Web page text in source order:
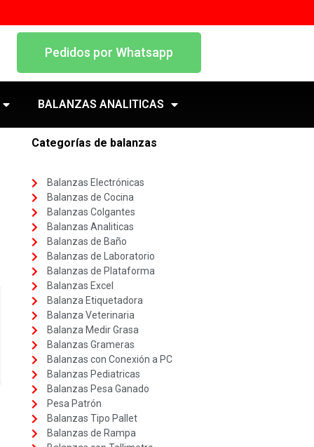
Pedidos por Whatsapp
BALANZAS ANALITICAS
Categorías de balanzas
Balanzas Electrónicas
Balanzas de Cocina
Balanzas Colgantes
Balanzas Analiticas
Balanzas de Baño
Balanzas de Laboratorio
Balanzas de Plataforma
Balanzas Excel
Balanza Etiquetadora
Balanza Veterinaria
Balanza Medir Grasa
Balanzas Grameras
Balanzas con Conexión a PC
Balanzas Pediatricas
Balanzas Pesa Ganado
Pesa Patrón
Balanzas Tipo Pallet
Balanzas de Rampa